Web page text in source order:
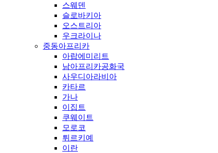
스웨덴
슬로바키아
오스트리아
우크라이나
중동아프리카
아랍에미리트
남아프리카공화국
사우디아라비아
카타르
가나
이집트
쿠웨이트
모로코
튀르키예
이란